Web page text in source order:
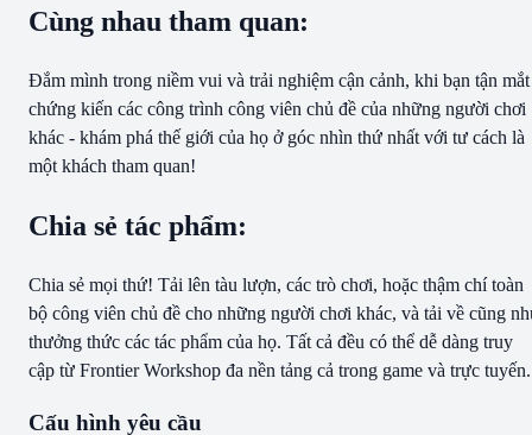
Cùng nhau tham quan:
Đắm mình trong niềm vui và trải nghiệm cận cảnh, khi bạn tận mắt
chứng kiến các công trình công viên chủ đề của những người chơi
khác - khám phá thế giới của họ ở góc nhìn thứ nhất với tư cách là
một khách tham quan!
Chia sẻ tác phẩm:
Chia sẻ mọi thứ! Tải lên tàu lượn, các trò chơi, hoặc thậm chí toàn
bộ công viên chủ đề cho những người chơi khác, và tải về cũng
thưởng thức các tác phẩm của họ. Tất cả đều có thể dễ dàng truy
cập từ Frontier Workshop đa nền tảng cả trong game và trực tuyến.
Cấu hình yêu cầu